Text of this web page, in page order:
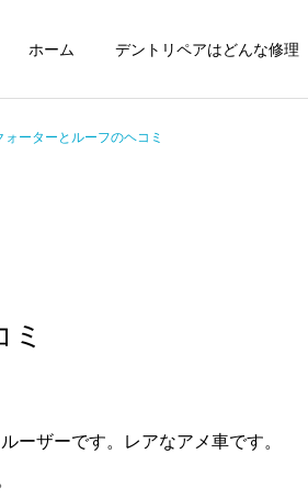
ホーム デントリペアはどんな修理
ォーターとルーフのヘコミ
ーザーです。レアなアメ車です。